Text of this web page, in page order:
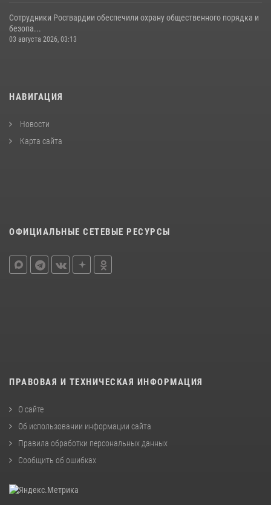
Сотрудники Росгвардии обеспечили охрану общественного порядка и
безопа...
03 августа 2026, 03:13
НАВИГАЦИЯ
Новости
Карта сайта
ОФИЦИАЛЬНЫЕ СЕТЕВЫЕ РЕСУРСЫ
ПРАВОВАЯ И ТЕХНИЧЕСКАЯ ИНФОРМАЦИЯ
О сайте
Об использовании информации сайта
Правила обработки персональных данных
Сообщить об ошибках